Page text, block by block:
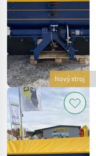
Nový stroj